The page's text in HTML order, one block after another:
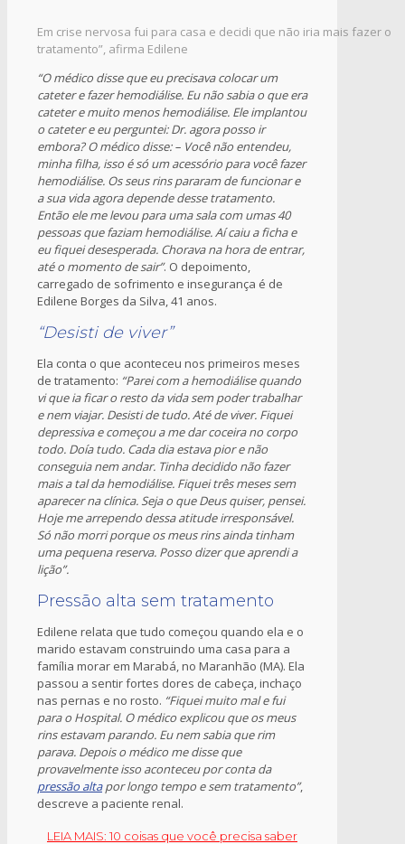
Em crise nervosa fui para casa e decidi que não iria mais fazer o
tratamento”, afirma Edilene
“O médico disse que eu precisava colocar um
cateter e fazer hemodiálise. Eu não sabia o que era
cateter e muito menos hemodiálise. Ele implantou
o cateter e eu perguntei: Dr. agora posso ir
embora? O médico disse: – Você não entendeu,
minha filha, isso é só um acessório para você fazer
hemodiálise. Os seus rins pararam de funcionar e
a sua vida agora depende desse tratamento.
Então ele me levou para uma sala com umas 40
pessoas que faziam hemodiálise. Aí caiu a ficha e
eu fiquei desesperada. Chorava na hora de entrar,
até o momento de sair”. O depoimento,
carregado de sofrimento e insegurança é de
Edilene Borges da Silva, 41 anos.
“Desisti de viver”
Ela conta o que aconteceu nos primeiros meses
de tratamento: “Parei com a hemodiálise quando
vi que ia ficar o resto da vida sem poder trabalhar
e nem viajar. Desisti de tudo. Até de viver. Fiquei
depressiva e começou a me dar coceira no corpo
todo. Doía tudo. Cada dia estava pior e não
conseguia nem andar. Tinha decidido não fazer
mais a tal da hemodiálise. Fiquei três meses sem
aparecer na clínica. Seja o que Deus quiser, pensei.
Hoje me arrependo dessa atitude irresponsável.
Só não morri porque os meus rins ainda tinham
uma pequena reserva. Posso dizer que aprendi a
lição”.
Pressão alta sem tratamento
Edilene relata que tudo começou quando ela e o
marido estavam construindo uma casa para a
família morar em Marabá, no Maranhão (MA). Ela
passou a sentir fortes dores de cabeça, inchaço
nas pernas e no rosto. “Fiquei muito mal e fui
para o Hospital. O médico explicou que os meus
rins estavam parando. Eu nem sabia que rim
parava. Depois o médico me disse que
provavelmente isso aconteceu por conta da
pressão altapor longo tempo e sem tratamento”,
descreve a paciente renal.
LEIA MAIS: 10 coisas que você precisa saber